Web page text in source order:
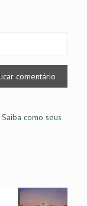
Saiba como seus